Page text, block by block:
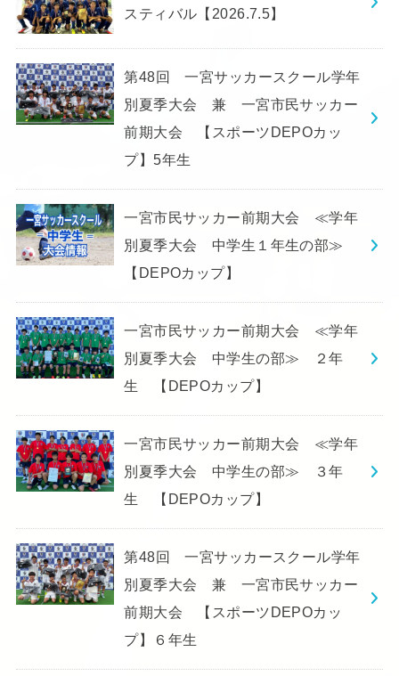
スティバル【2026.7.5】
第48回 一宮サッカースクール学年
別夏季大会 兼 一宮市民サッカー
前期大会 【スポーツDEPOカッ
プ】5年生
一宮市民サッカー前期大会 ≪学年
別夏季大会 中学生１年生の部≫
【DEPOカップ】
一宮市民サッカー前期大会 ≪学年
別夏季大会 中学生の部≫ ２年
生 【DEPOカップ】
一宮市民サッカー前期大会 ≪学年
別夏季大会 中学生の部≫ ３年
生 【DEPOカップ】
第48回 一宮サッカースクール学年
別夏季大会 兼 一宮市民サッカー
前期大会 【スポーツDEPOカッ
プ】６年生